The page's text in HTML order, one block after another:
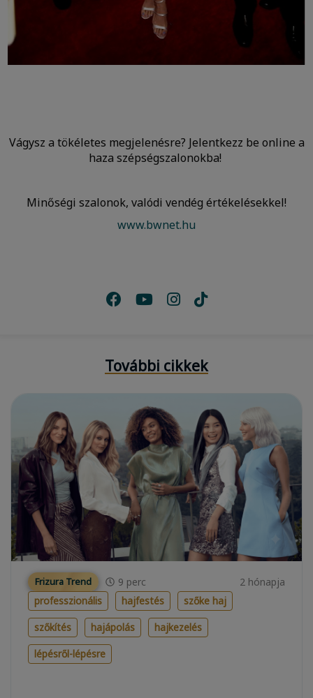
Vágysz a tökéletes megjelenésre? Jelentkezz be online a
haza szépségszalonokba!
Minőségi szalonok, valódi vendég értékelésekkel!
www.bwnet.hu
További cikkek
Frizura Trend 9 perc
2 hónapja
professzionális
hajfestés
szőke haj
szőkítés
hajápolás
hajkezelés
lépésről-lépésre